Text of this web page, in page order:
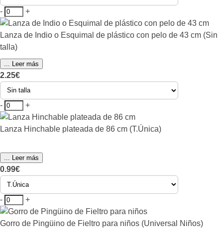
- +
Lanza de Indio o Esquimal de plástico con pelo de 43 cm (Sin
talla)
... Leer más
2.25€
- +
Lanza Hinchable plateada de 86 cm (T.Única)
... Leer más
0.99€
- +
Gorro de Pingüino de Fieltro para niños (Universal Niños)